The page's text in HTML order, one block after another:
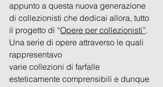
appunto a questa nuova generazione
di collezionisti che dedicai allora, tutto
il progetto di “Opere per collezionisti”.
Una serie di opere attraverso le quali
rappresentavo
varie collezioni di farfalle
esteticamente comprensibili e dunque